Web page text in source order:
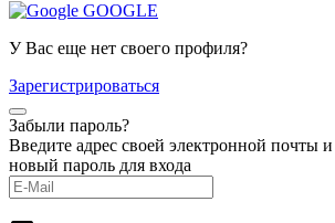
GOOGLE
У Вас еще нет своего профиля?
Зарегистрироваться
Забыли пароль?
Введите адрес своей электронной
новый пароль для входа